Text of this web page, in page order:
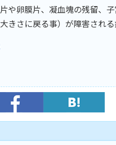
や卵膜片、凝血塊の残留、
きさに戻る事）が障害され